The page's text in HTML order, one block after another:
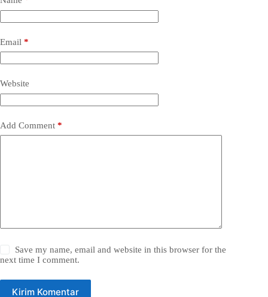
Email *
Website
Add Comment *
Save my name, email and website in this browser for the
next time I comment.
Kirim Komentar